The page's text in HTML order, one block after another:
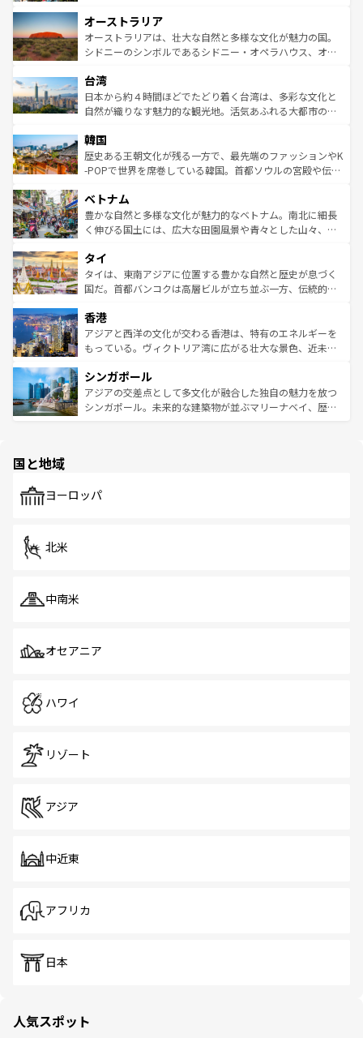
部のニューオーリンズでは、音楽と美食が融合した独特の
文化が魅力。旅行者はアメリカの各地域で異なる魅力を楽
しみながら、その多様性と豊かな歴史を感じることができ
ならではの贅沢な旅のスタイルだ。 なお、新着のアメリカ
情報はコンテンツ一覧を参照してほしい。
ワイ島は見逃せない。また、定番の観光地といえばオアフ
島だが、静かな自然を求めるならマウイ島やカウアイ島が
おすすめ。エメラルドグリーンに輝く海をはじめ、豊かな
れるおもてなしの心で訪れる人々を迎えてくれるハワイの
人々、おいしいローカルフードやハワイアンミュージッ
ク、伝統的なフラダンスなど、すべてがハワイの魅力を彩
ワイを、存分に味わってほしい。 なお、新着のハワイ情報
はコンテンツ一覧を参照してほしい。
オーストラリア
オーストラリアは、壮大な自然と多様な文化が魅力の国。
シドニーのシンボルであるシドニー・オペラハウス、オー
リアリーフや大陸中央部にそびえるウルル（エアーズロッ
ク）、タスマニアの美しい原生林やケアンズの熱帯雨林な
ど、見どころがたくさん。また、カフェやワイン、オージ
いる。アクティビティも充実しており、サーフィンやダイ
ビング、ハイキングなど、アウトドア好きにはたまらな
い。オーストラリアの多彩な魅力を存分に味わいつくそ
参照してほしい。
台湾
日本から約４時間ほどでたどり着く台湾は、多彩な文化と
自然が織りなす魅力的な観光地。活気あふれる大都市の台
ン）、静ひつな山岳地帯である台湾東部など、都市の喧騒
と山間の静けさが共存しており、訪れる人に新しい発見と
驚きをもたらしてくれる。また、奥深い台湾の食文化も魅
容にもいいと評判のスイーツなど、バラエティ豊かな料理
が味わえる。 なお、新着の台湾情報は コンテンツ一覧を参
照してほしい。
韓国
歴史ある王朝文化が残る一方で、最先端のファッションやK
-POPで世界を席巻している韓国。首都ソウルの宮殿や伝統
き、地方に足を延ばせば四季折々の自然美を楽しむことが
できる。そして、キムチや焼肉、絶品のストリートフード
まで、さまざまな韓国料理が待っている。夜には、韓国な
リティに包まれながら、韓国の多彩な魅力を心ゆくまで味
わってみてほしい。 なお、新着の韓国情報はコンテンツ一
覧を参照してほしい。
ベトナム
豊かな自然と多様な文化が魅力的なベトナム。南北に細長
く伸びる国土には、広大な田園風景や青々とした山々、世
急速な発展と共に伝統が息づく。ハノイの古い町並みやホ
ーチミン市のフランス統治時代の建物も、独特の雰囲気を
醸し出している。また、バラエティの豊かさとおいしさで
とつ。フォーやバインミー、ベトナムコーヒーなどは、ぜ
ひ現地で味わいたい。どの地域を訪れてもあたたかい人々
が旅行者を迎えてくれるので、きっと忘れられない旅にな
参照してほしい。
タイ
タイは、東南アジアに位置する豊かな自然と歴史が息づく
国だ。首都バンコクは高層ビルが立ち並ぶ一方、伝統的な
の活気が交差している。北部ではチェンマイなどの山岳地
帯で自然と触れ合い、南部ではプーケットやクラビの美し
いビーチでリゾート気分を楽しむことができる。タイ料理
激する。気候は一年中温暖で、どの季節にも異なる楽しみ
が待っている。親しみやすいタイの人々、仏教を中心とし
た文化、そして多様な観光資源が、訪れる旅人を魅了し続
香港
アジアと西洋の文化が交わる香港は、特有のエネルギーを
もっている。ヴィクトリア湾に広がる壮大な景色、近未来
み、どこを訪れても感動するはず。観光スポットが密集し
ており、効率よく見どころを回れるのも魅力。息をのむよ
うな絶景から文化的な体験まで、香港を存分に楽しみ尽く
シンガポール
アジアの交差点として多文化が融合した独自の魅力を放つ
シンガポール。未来的な建築物が並ぶマリーナベイ、歴史
で、ホーカーズは地元の風情を楽しめる外せないスポット
国と地域
ヨーロッパ
北米
中南米
オセアニア
ハワイ
リゾート
アジア
中近東
アフリカ
日本
人気スポット